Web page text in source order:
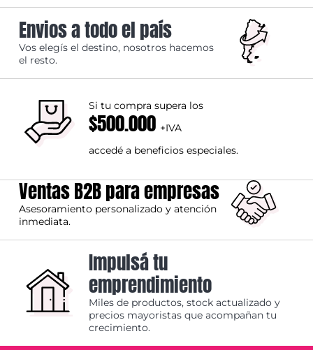
Envios a todo el país
Vos elegís el destino, nosotros hacemos
el resto.
Si tu compra supera los
$500.000 +IVA
accedé a beneficios especiales.
Ventas B2B para empresas
Asesoramiento personalizado y atención
inmediata.
Impulsá tu
emprendimiento
Miles de productos, stock actualizado y
precios mayoristas que acompañan tu
crecimiento.